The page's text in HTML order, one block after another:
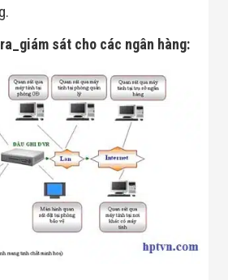
sát cho các ngân hàng: